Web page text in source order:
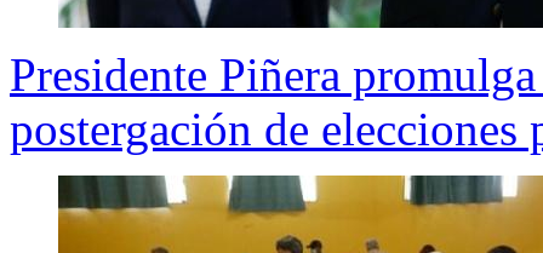
Presidente Piñera
postergación de